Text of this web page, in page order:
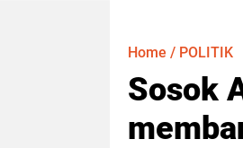
Home / POLITIK
Sosok